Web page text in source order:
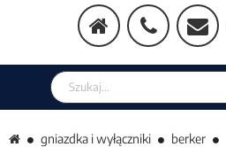
Szukaj w sklepie
gniazdka i wyłączniki berker